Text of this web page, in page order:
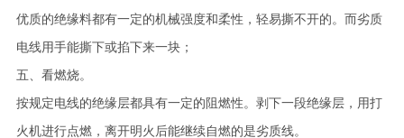
优质的绝缘料都有一定的机械强度和柔性，轻易撕不开的。而劣质
电线用手能撕下或掐下来一块；
五、看燃烧。
按规定电线的绝缘层都具有一定的阻燃性。剥下一段绝缘层，用打
火机进行点燃，离开明火后能继续自燃的是劣质线。